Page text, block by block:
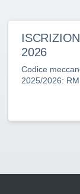
2026
Codice
2025/2026: